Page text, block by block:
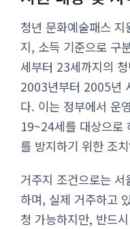
청년 문화예술패스
지, 소득 기준으로 구
세부터 23세까지의
2003년부터 2005년
다. 이는 정부에서 운
19~24세를 대상으로
를 방지하기 위한 조
거주지 조건으로는
하며, 실제 거주하고
청 가능하지만, 반드